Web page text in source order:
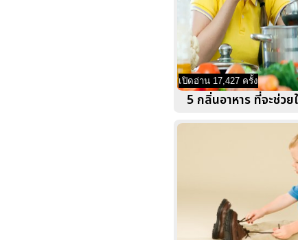
เปิดอ่าน 17,427 ครั้ง
5 กลิ่นอาหาร ที่จะช่ว